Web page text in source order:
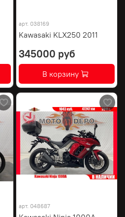
арт. 038169
Kawasaki KLX250 2011
345000 руб
В корзину
арт. 048687